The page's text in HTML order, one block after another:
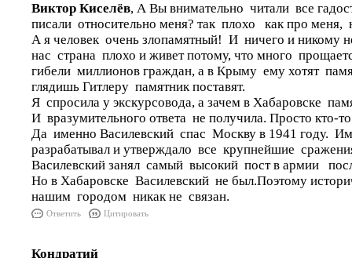
Виктор Киселёв, А Вы внимательно читали все
писали относительно меня? так плохо как про меня,
А я человек очень злопамятный! И ничего и никому
нас страна плохо и живет потому, что много
гибели миллионов граждан, а в Крыму ему хотят
глядишь Гитлеру памятник поставят.
Я спросила у экскурсовода, а зачем в Хабаровске
И вразумительного ответа не получила. Просто кто-
Да именно Василевский спас Москву в 1941 году.
разрабатывал и утверждало все крупнейшие
Василевский занял самый высокий пост в армии
Но в Хабаровске Василевский не был.Поэтому
нашим городом никак не связан.
Ответить Цитировать
Кондратий